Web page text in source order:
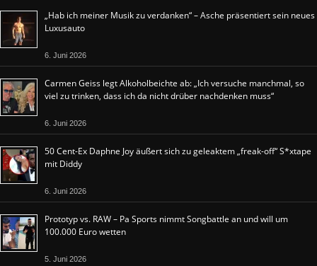
„Hab ich meiner Musik zu verdanken“ – Asche präsentiert sein neues
Luxusauto
6. Juni 2026
Carmen Geiss legt Alkoholbeichte ab: „Ich versuche manchmal, so
viel zu trinken, dass ich da nicht drüber nachdenken muss“
6. Juni 2026
50 Cent-Ex Daphne Joy äußert sich zu geleaktem „freak-off“ S*xtape
mit Diddy
6. Juni 2026
Prototyp vs. RAW – Pa Sports nimmt Songbattle an und will um
100.000 Euro wetten
5. Juni 2026